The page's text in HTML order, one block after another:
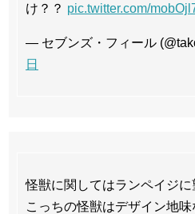
け？？ pic.twitter.com/
— セブンズ・フィール
日
怪獣に関してはランペイジ
こっちの怪獣はデザイン地